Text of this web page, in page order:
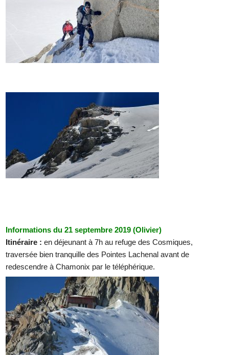
Informations du 21 septembre 2019 (Olivier)
Itinéraire : en déjeunant à 7h au refuge des Cosmiques,
traversée bien tranquille des Pointes Lachenal avant de
redescendre à Chamonix par le téléphérique.